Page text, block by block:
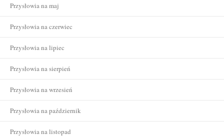
Przysłowia na maj
Przysłowia na czerwiec
Przysłowia na lipiec
Przysłowia na sierpień
Przysłowia na wrzesień
Przysłowia na październik
Przysłowia na listopad